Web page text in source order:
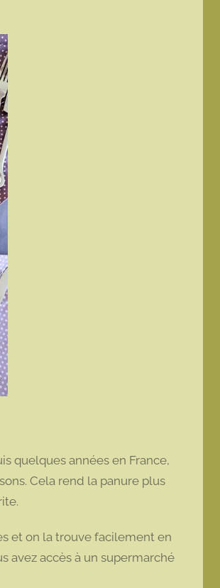
quelques années en France,
Cela rend la panure plus
et on la trouve facilement en
avez accès à un supermarché